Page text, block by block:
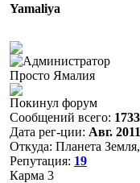
Yamaliya
Просто Ямалия
Покинул форум
Сообщений всего: 1733
Дата рег-ции: Авг. 2011
Откуда: Планета
Репутация: 19
Карма 3